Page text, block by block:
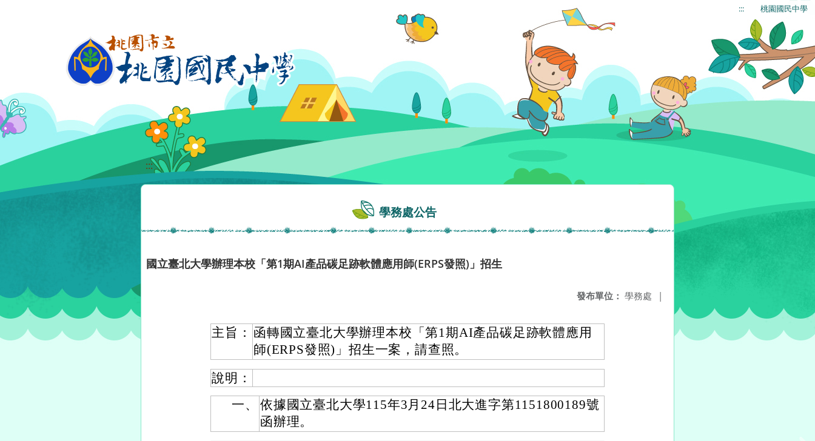
::: 桃園國民中學
:::
學務處公告
國立臺北大學辦理本校「第1期AI產品碳足跡軟體應用師(ERPS發照)」招生
發布單位： 學務處 |
主旨： 函轉國立臺北大學辦理本校「第1期AI產品碳足跡軟體應用
師(ERPS發照)」招生一案，請查照。
說明：
一、
依據國立臺北大學115年3月24日北大進字第1151800189號
函辦理。